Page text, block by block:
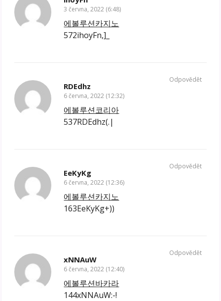
3 června, 2022 (6:48)
에볼루션카지노
572ihoyFn,]_
RDEdhz
6 června, 2022 (12:32)
에볼루션코리아
537RDEdhz(.|
Odpovědět
EeKyKg
6 června, 2022 (12:36)
에볼루션카지노
163EeKyKg+))
Odpovědět
xNNAuW
6 června, 2022 (12:40)
에볼루션바카라
144xNNAuW:-!
Odpovědět